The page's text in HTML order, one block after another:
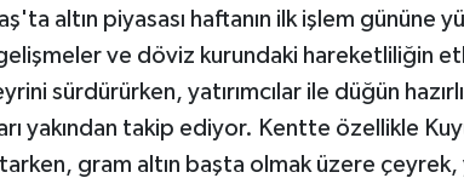
altın piyasası haftanın ilk işlem gününe
ve döviz kurundaki hareketliliğin
sürdürürken, yatırımcılar ile düğün
yakından takip ediyor. Kentte özellikle
gram altın başta olmak üzere çeyrek,